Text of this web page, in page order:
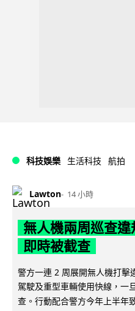
科技娛樂 生活科技 航拍
Lawton 14 小時
無人機兩周巡查
即時被截查
警方一連 2 周展開無人機打擊
駕駛及重型車輛使用快線，一
查。行動配合警方今年上半年